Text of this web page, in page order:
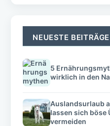
NEUESTE BEITRÄGE
5
wirklich in den
Auslandsurlaub
lassen sich böse
vermeiden